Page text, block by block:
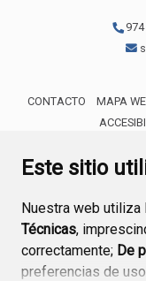
Este sitio
Nuestra web
Técnicas,
correctamente; De
preferencias de
974
CONTACTO MAPA